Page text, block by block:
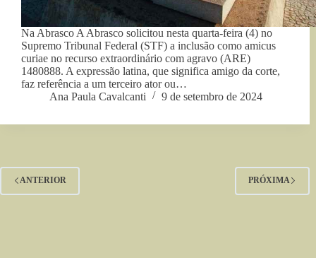
Na Abrasco A Abrasco solicitou nesta quarta-feira (4) no
Supremo Tribunal Federal (STF) a inclusão como amicus
curiae no recurso extraordinário com agravo (ARE)
1480888. A expressão latina, que significa amigo da corte,
faz referência a um terceiro ator ou…
Ana Paula Cavalcanti
9 de setembro de 2024
ANTERIOR PRÓXIMA